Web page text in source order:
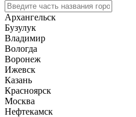
Архангельск
Бузулук
Владимир
Вологда
Воронеж
Ижевск
Казань
Красноярск
Москва
Нефтекамск